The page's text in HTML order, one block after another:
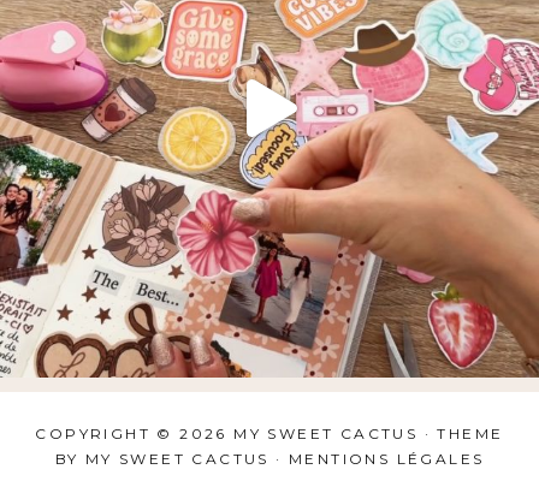
COPYRIGHT © 2026 MY SWEET CACTUS · THEME
BY MY SWEET CACTUS · MENTIONS LÉGALES